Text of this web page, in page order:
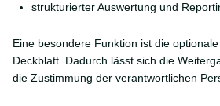
strukturierter Auswertung und
Eine besondere Funktion ist die
Deckblatt. Dadurch lässt sich die
die Zustimmung der verantwortlichen